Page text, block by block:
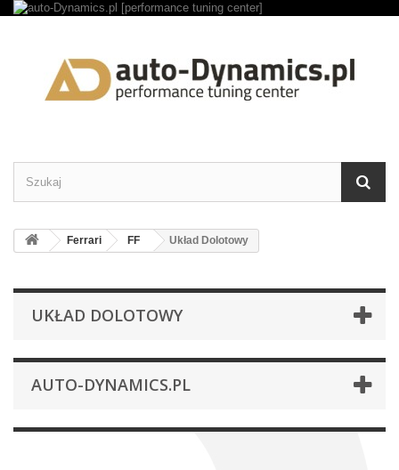
Ferrari FF Układ Dolotowy
UKŁAD DOLOTOWY
AUTO-DYNAMICS.PL